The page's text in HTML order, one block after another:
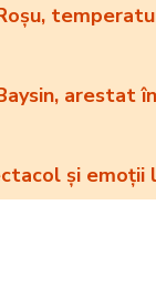
arestat
și